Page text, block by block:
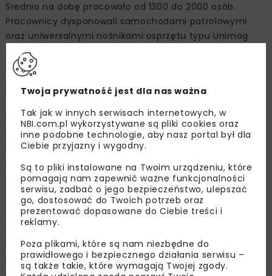
Średnio na dobę pracowało od 1300 do 2000 osób.
Pracownicy dysponowali samochodami patrolowymi
oraz uniwersalnymi nośnikami osprzętu typu Unimog
i drobnym sprzętem do robót drogowych, jak pługi
spalinowe, zagęszczarki, łopaty, siekiery itp.
Na terenie zarządów dróg wojewódzkich
wykorzystano przede wszystkim sprzęt budowlany
przeznaczony na potrzeby dróg krajowych, jak koparki,
spycharki, walce itp.
W czasie powodzi w Generalnej Dyrekcji Dróg
Publicznych oraz Dyrekcjach Okręgowych Dróg
Publicznych uruchomiono całodobowe punkty
informacji drogowej. GDDP oraz zarządy dróg, każdy
na terenie swojego działania, opracowywały
w zależności od potrzeb (raz lub dwa razy dziennie)
meldunek o sytuacji powodziowej. Informacja zbiorcza
na podstawie tych meldunków oraz tabeli dotyczącej
Twoja prywatność jest dla nas ważna
Tak jak w innych serwisach internetowych, w
NBI.com.pl wykorzystywane są pliki cookies oraz
inne podobne technologie, aby nasz portal był dla
Ciebie przyjazny i wygodny.
Są to pliki instalowane na Twoim urządzeniu, które
pomagają nam zapewnić ważne funkcjonalności
serwisu, zadbać o jego bezpieczeństwo, ulepszać
go, dostosować do Twoich potrzeb oraz
prezentować dopasowane do Ciebie treści i
reklamy.
Poza plikami, które są nam niezbędne do
prawidłowego i bezpiecznego działania serwisu –
są także takie, które wymagają Twojej zgody.